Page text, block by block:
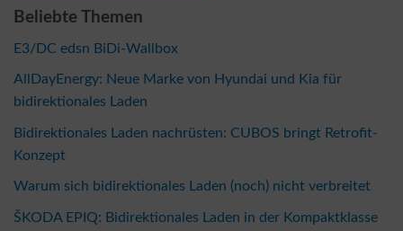
Beliebte Themen
E3/DC edsn BiDi-Wallbox
AllDayEnergy: Neue Marke von Hyundai und Kia für
bidirektionales Laden
Bidirektionales Laden nachrüsten: CUBOS bringt Retrofit-
Konzept
Warum sich bidirektionales Laden (noch) nicht verbreitet
ŠKODA EPIQ: Bidirektionales Laden in der Kompaktklasse